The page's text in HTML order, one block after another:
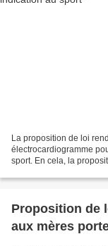
La proposition de loi
électrocardiogramme
sport. En cela, la
Proposition de
aux mères